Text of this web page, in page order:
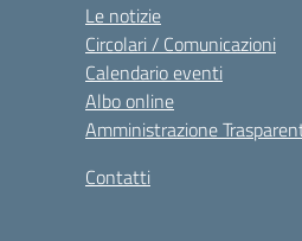
Le notizie
Circolari / Comunicazioni
Calendario eventi
Albo online
Amministrazione
Contatti